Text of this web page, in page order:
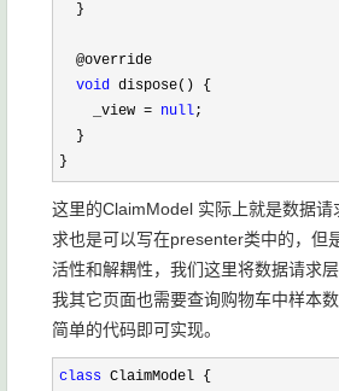
  }
  @override
void dispose() {
    _view
= null;
  }
}
这里的ClaimModel 实际上就是数据请
求也是可以写在presenter类中的，但
活性和解耦性，我们这里将数据请求
我其它页面也需要查询购物车中样本
简单的代码即可实现。
class ClaimModel {